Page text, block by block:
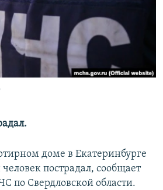
доме в Екатеринбурге
человек пострадал, сообщает
по Свердловской области.